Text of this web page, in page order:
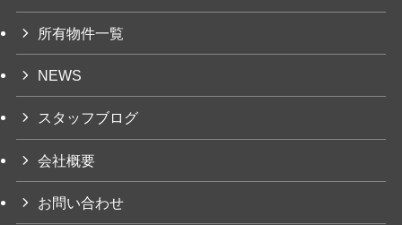
所有物件一覧
NEWS
スタッフブログ
会社概要
お問い合わせ